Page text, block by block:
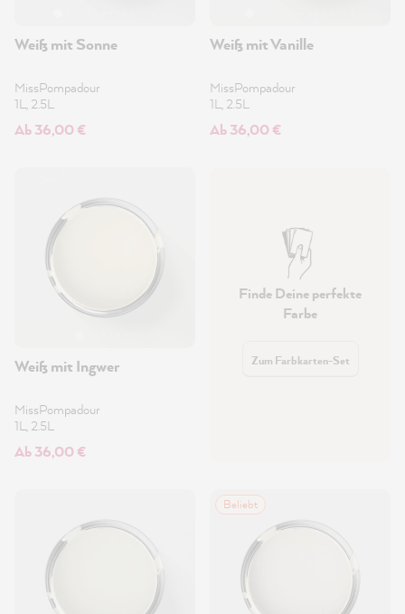
Weiß mit Sonne
MissPompadour
1L, 2.5L
Ab 36,00 €
Weiß mit Vanille
MissPompadour
1L, 2.5L
Ab 36,00 €
Weiß mit Ingwer
MissPompadour
1L, 2.5L
Ab 36,00 €
Finde Deine perfekte
Farbe
Zum Farbkarten-Set
Beliebt